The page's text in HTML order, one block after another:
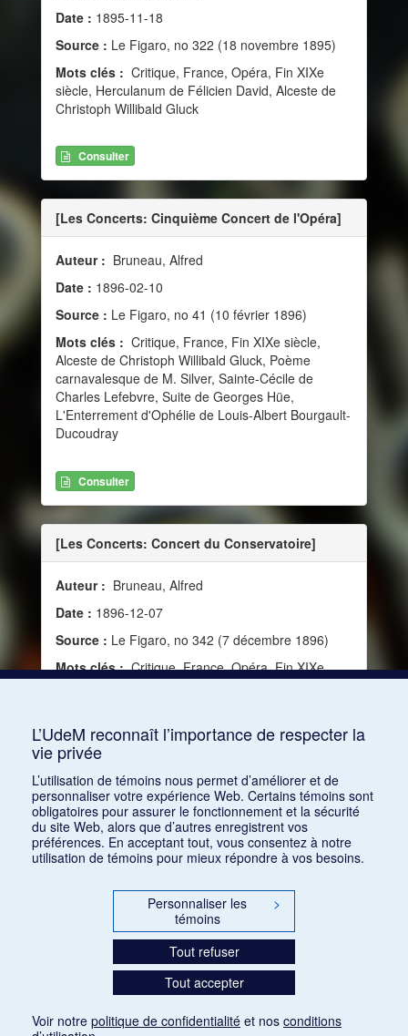
Date : 1895-11-18
Source : Le Figaro, no 322 (18 novembre 1895)
Mots clés : Critique, France, Opéra, Fin XIXe
siècle, Herculanum de Félicien David, Alceste de
Christoph Willibald Gluck
Consulter
[Les Concerts: Cinquième Concert de l'Opéra]
Auteur : Bruneau, Alfred
Date : 1896-02-10
Source : Le Figaro, no 41 (10 février 1896)
Mots clés : Critique, France, Fin XIXe siècle,
Alceste de Christoph Willibald Gluck, Poème
carnavalesque de M. Silver, Sainte-Cécile de
Charles Lefebvre, Suite de Georges Hüe,
L'Enterrement d'Ophélie de Louis-Albert Bourgault-
Ducoudray
Consulter
[Les Concerts: Concert du Conservatoire]
Auteur : Bruneau, Alfred
Date : 1896-12-07
Source : Le Figaro, no 342 (7 décembre 1896)
Mots clés :Critique, France, Opéra, Fin XIXe
siècle, Alceste de Christoph Willibald Gluck,
L’UdeM reconnaît l’importance de respecter la
vie privée
L’utilisation de témoins nous permet d’améliorer et de
personnaliser votre expérience Web. Certains témoins sont
obligatoires pour assurer le fonctionnement et la sécurité
du site Web, alors que d’autres enregistrent vos
préférences. En acceptant tout, vous consentez à notre
utilisation de témoins pour mieux répondre à vos besoins.
Personnaliser les
témoins
>
Tout refuser
Tout accepter
Voir notre politique de confidentialité et nos conditions